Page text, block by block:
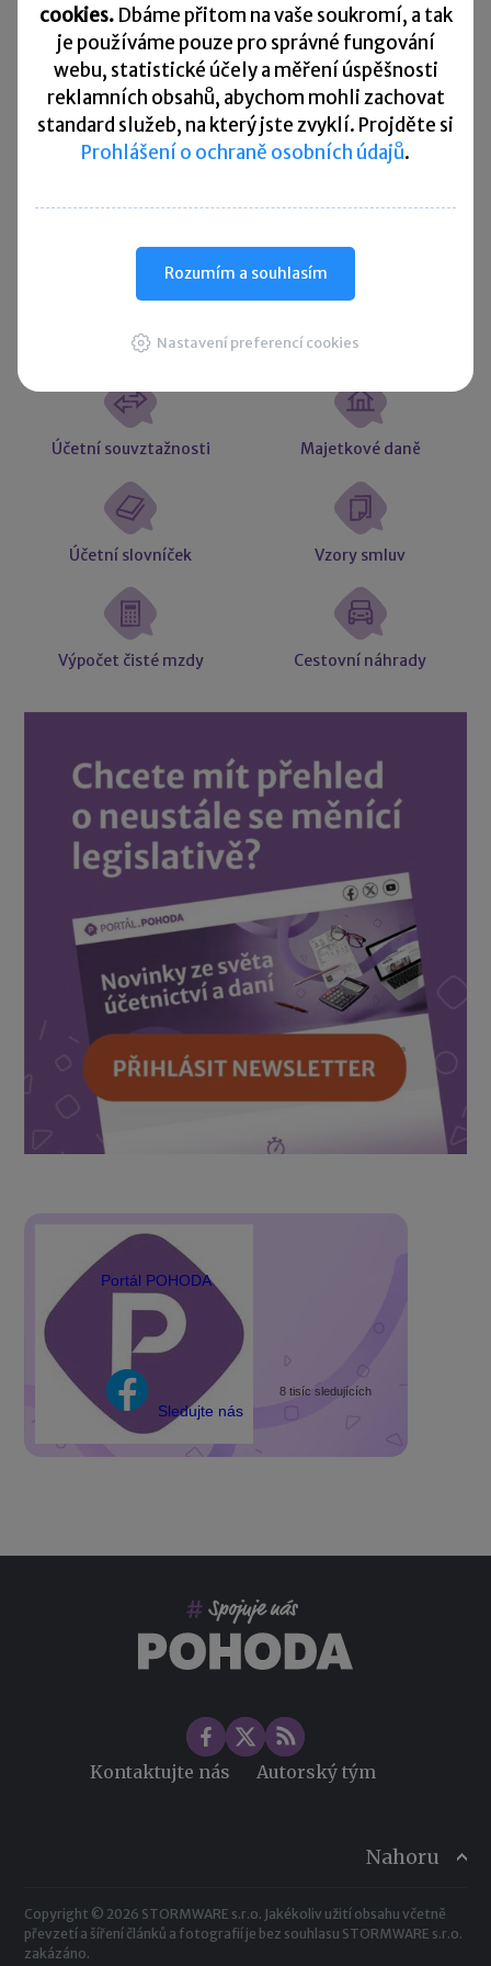
Přehled všech termínů ►
Kurzovní lístek
hodnoty
hodnoty
Užitečné informace
Účetní souvztažnosti Majetkové daně
Účetní slovníček Vzory smluv
Výpočet čisté mzdy Cestovní náhrady
Portál POHODA
Sledujte nás
8 tisíc sledujících
Kontaktujte nás Autorský tým
cookies. Dbáme přitom na vaše soukromí, a tak
je používáme pouze pro správné fungování
webu, statistické účely a měření úspěšnosti
reklamních obsahů, abychom mohli zachovat
standard služeb, na který jste zvyklí. Projděte si
Prohlášení o ochraně osobních údajů.
Rozumím a souhlasím
Nastavení preferencí cookies
Nahoru
Copyright © 2026 STORMWARE s.r.o. Jakékoliv užití obsahu včetně
převzetí a šíření článků a fotografií je bez souhlasu STORMWARE s.r.o.
zakázáno.